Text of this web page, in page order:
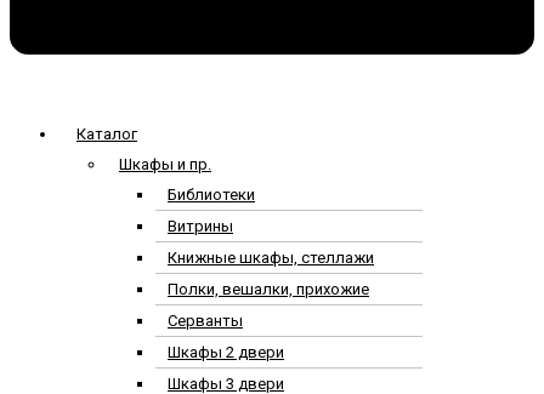
Каталог
Шкафы и пр.
Библиотеки
Витрины
Книжные шкафы, стеллажи
Полки, вешалки, прихожие
Серванты
Шкафы 2 двери
Шкафы 3 двери